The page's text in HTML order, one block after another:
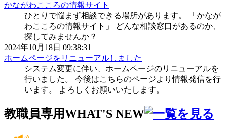
かながわこころの情報サイト
ひとりで悩まず相談できる場所があります。 「かなが
わこころの情報サイト」 どんな相談窓口があるのか、
探してみませんか？
2024年10月18日 09:38:31
ホームページをリニューアルしました
システム変更に伴い、ホームページのリニューアルを
行いました。 今後はこちらのページより情報発信を行
います。 よろしくお願いいたします。
教職員専用WHAT'S NEW